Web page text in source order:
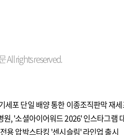
All rights reserved.
세포 단일 배양 통한 이종조직판막 재
원, '소셜아이어워드 2026' 인스타그램
용 압박스타킹 '센시슬림' 라인업 출시